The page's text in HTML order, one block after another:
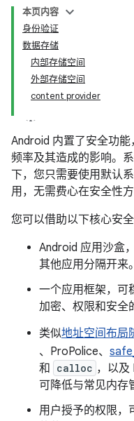
本页内容
身份验证
数据存储
内部存储空间
外部存储空间
content provider
Android 内置了安全功
频率及其造成的影响。
下，您只需要使用默认
用，无需费心在安全性
您可以借助以下核心安
Android 应用沙盒
其他应用分隔开来。
一个应用框架，可
加密、权限和安全
类似地址空间布局
、ProPolice、
和 calloc ，以及
可降低与常见内存
用户授予的权限，